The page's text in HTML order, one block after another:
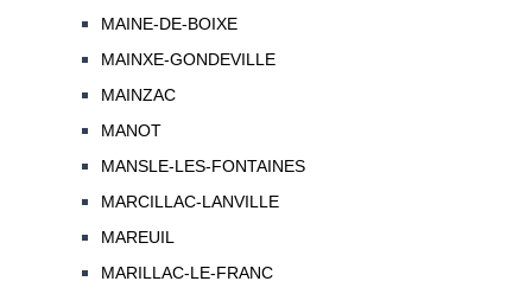
MAINE-DE-BOIXE
MAINXE-GONDEVILLE
MAINZAC
MANOT
MANSLE-LES-FONTAINES
MARCILLAC-LANVILLE
MAREUIL
MARILLAC-LE-FRANC